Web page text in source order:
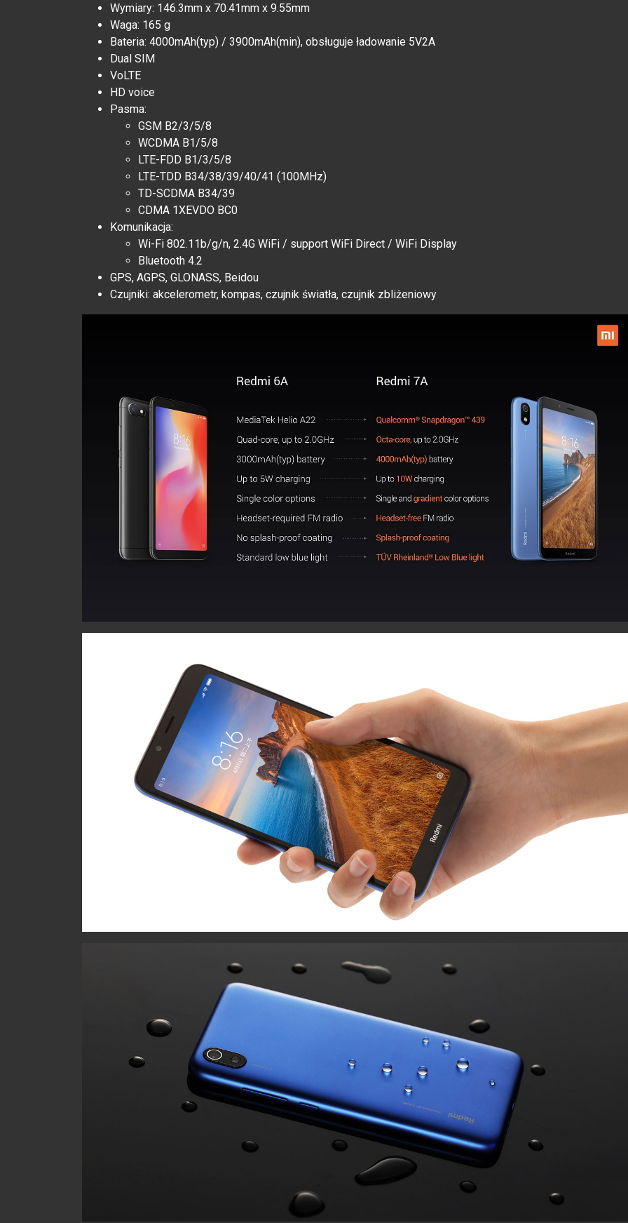
Wymiary: 146.3mm x 70.41mm x 9.55mm
Waga: 165 g
Bateria: 4000mAh(typ) / 3900mAh(min), obsługuje ładowanie 5V2A
Dual SIM
VoLTE
HD voice
Pasma:
GSM B2/3/5/8
WCDMA B1/5/8
LTE-FDD B1/3/5/8
LTE-TDD B34/38/39/40/41 (100MHz)
TD-SCDMA B34/39
CDMA 1XEVDO BC0
Komunikacja:
Wi-Fi 802.11b/g/n, 2.4G WiFi / support WiFi Direct / WiFi Display
Bluetooth 4.2
GPS, AGPS, GLONASS, Beidou
Czujniki: akcelerometr, kompas, czujnik światła, czujnik zbliżeniowy